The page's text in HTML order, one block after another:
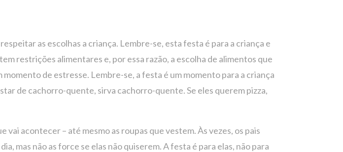
as escolhas a criança. Lembre-se, esta festa é para a criança e
restrições alimentares e, por essa razão, a escolha de alimentos que
de estresse. Lembre-se, a festa é um momento para a criança
de cachorro-quente, sirva cachorro-quente. Se eles querem pizza,
acontecer – até mesmo as roupas que vestem. Às vezes, os pais
mas não as force se elas não quiserem. A festa é para elas, não para